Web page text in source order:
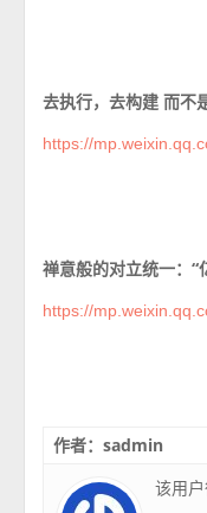
去执行，去构建 而不
https://
禅意般的对立统一：“
https://
作者：sadmin
该用户